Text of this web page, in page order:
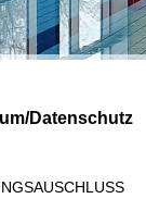
Datenschutz